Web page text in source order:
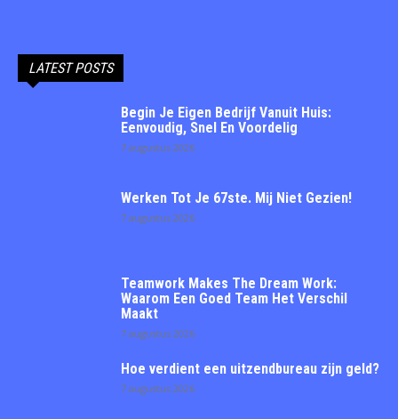
LATEST POSTS
Begin Je Eigen Bedrijf Vanuit Huis:
Eenvoudig, Snel En Voordelig
7 augustus 2026
Werken Tot Je 67ste. Mij Niet Gezien!
7 augustus 2026
Teamwork Makes The Dream Work:
Waarom Een Goed Team Het Verschil
Maakt
7 augustus 2026
Hoe verdient een uitzendbureau zijn geld?
7 augustus 2026